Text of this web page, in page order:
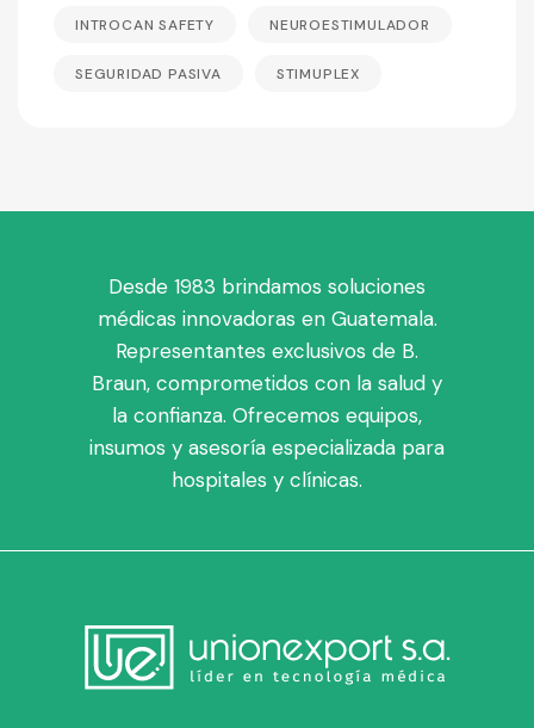
INTROCAN SAFETY NEUROESTIMULADOR
SEGURIDAD PASIVA STIMUPLEX
Desde 1983 brindamos soluciones
médicas innovadoras en Guatemala.
Representantes exclusivos de B.
Braun, comprometidos con la salud y
la confianza. Ofrecemos equipos,
insumos y asesoría especializada para
hospitales y clínicas.